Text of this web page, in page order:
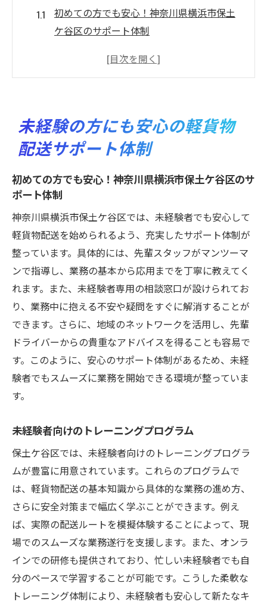
初めての方でも安心！神奈川県横浜市保土
ケ谷区のサポート体制
未経験者向けのトレーニングプログラム
柔軟な勤務体系で安心スタート
神奈川県横浜市保土ケ谷区で軽貨物配送を始め
地域特有のメリットと魅力
配送業界でのキャリアパスの可能性
保土ケ谷区での生活と仕事の両立
未経験者に優しい地域ネットワーク
地域社会との繋がりを築く方法
交通アクセスの良さがもたらす利点
未経験者を支える充実した相談窓口の設置
心配事を解消する相談窓口の利用方法
実際にあった相談事例とその解決策
専門スタッフによる個別サポート
相談窓口スタッフへのインタビュー
先輩スタッフによる丁寧な指導でスムーズな業
務開始
先輩スタッフから学ぶ心得
現場での実践的な指導内容
未経験者が陥りやすいミスとその回避策
先輩スタッフの指導がもたらす安心感
指導を通して得る自信とスキル
先輩スタッフとのコミュニケーション方法
未経験の方にも安心の軽貨物
配送サポート体制
初めての方でも安心！神奈川県横浜市保土ケ谷区のサ
ポート体制
神奈川県横浜市保土ケ谷区では、未経験者でも安心して
軽貨物配送を始められるよう、充実したサポート体制が
整っています。具体的には、先輩スタッフがマンツーマ
ンで指導し、業務の基本から応用までを丁寧に教えてく
れます。また、未経験者専用の相談窓口が設けられてお
り、業務中に抱える不安や疑問をすぐに解消することが
できます。さらに、地域のネットワークを活用し、先輩
ドライバーからの貴重なアドバイスを得ることも容易で
す。このように、安心のサポート体制があるため、未経
験者でもスムーズに業務を開始できる環境が整っていま
す。
未経験者向けのトレーニングプログラム
保土ケ谷区では、未経験者向けのトレーニングプログラ
ムが豊富に用意されています。これらのプログラムで
は、軽貨物配送の基本知識から具体的な業務の進め方、
さらに安全対策まで幅広く学ぶことができます。例え
ば、実際の配送ルートを模擬体験することによって、現
場でのスムーズな業務遂行を支援します。また、オンラ
インでの研修も提供されており、忙しい未経験者でも自
分のペースで学習することが可能です。こうした柔軟な
トレーニング体制により、未経験者も安心して新たなキ